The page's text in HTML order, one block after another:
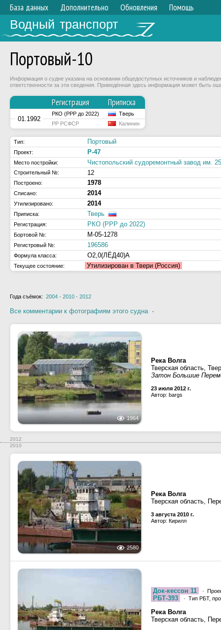
База данных Дополнительно Обновления Помощь
Водный транспорт
Портовый-10
Информация о судне указана на основании общедоступных источников и
ответственности за эти сведения. Приведённая здесь информация может быть
Регистрация Приписка
01.1992
РКО (РРР до 2022)
Тверь
РР РСФСР
Калинин
Тип: Портовый
Проект: Р-47
Место постройки: Чистопольский судоремонтный завод им.
Строительный №: 12
Построено: 1978
Списано: 2014
Утилизировано: 2014
Приписка: Тверь
Регистрация: РКО (РРР до 2022)
Бортовой №: М-05-1278
Регистровый №: 196586
Формула класса: О2,0(ЛЁД40)А
Текущее состояние: Утилизирован в Твери (Россия)
Года съёмок: 2004 · 2010 · 2012
Все комментарии к фотографиям этого судна·
1964
Река Волга
Тверская область,
Затон Большие
23 июля 2012 г.
Автор: bargs
2012
2010
2580
Река Волга
Тверская область,
3 августа 2010 г.
Автор: Кирилл
Док-кессон 11 ·
РБТ-393 · Тип РБТ,
Река Волга
Тверская область,